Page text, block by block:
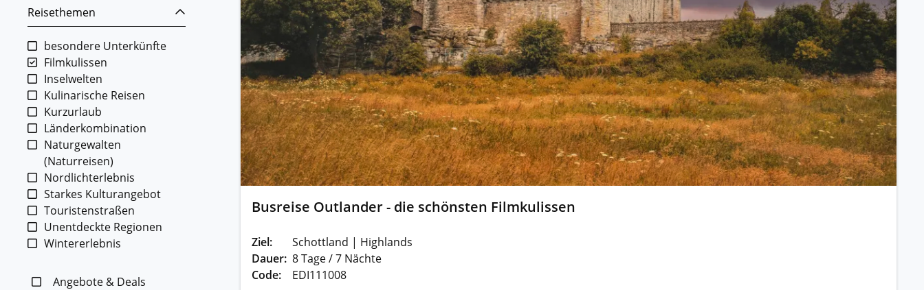
Reisethemen
besondere Unterkünfte
Filmkulissen
Inselwelten
Kulinarische Reisen
Kurzurlaub
Länderkombination
Naturgewalten
(Naturreisen)
Nordlichterlebnis
Starkes Kulturangebot
Touristenstraßen
Unentdeckte Regionen
Wintererlebnis
Angebote & Deals
Busreise Outlander - die schönsten Filmkulissen
Ziel:
Schottland | Highlands
Dauer: 8 Tage / 7 Nächte
Code:
EDI111008